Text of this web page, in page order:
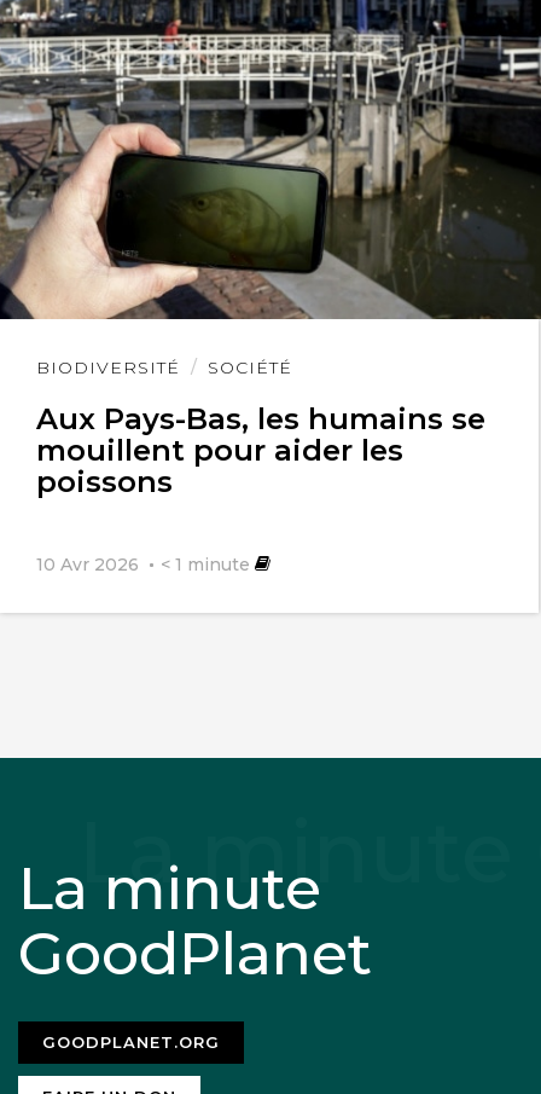
BIODIVERSITÉ SOCIÉTÉ
Aux Pays-Bas, les humains se
mouillent pour aider les
poissons
10 Avr 2026 < 1 minute
Lire
La minute
GoodPlanet
GOODPLANET.ORG